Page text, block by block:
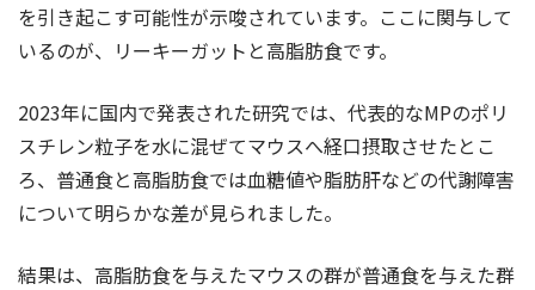
を引き起こす可能性が示唆されています。ここに関与して
いるのが、リーキーガットと高脂肪食です。
2023年に国内で発表された研究では、代表的なMPのポリ
スチレン粒子を水に混ぜてマウスへ経口摂取させたとこ
ろ、普通食と高脂肪食では血糖値や脂肪肝などの代謝障害
について明らかな差が見られました。
結果は、高脂肪食を与えたマウスの群が普通食を与えた群